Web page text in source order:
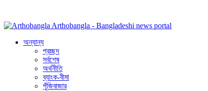
Arthobangla - Bangladeshi news portal
অন্যান্য
প্রচ্ছদ
সর্বশেষ
অর্থনীতি
ব্যাংক-বীমা
পুঁজিবাজার